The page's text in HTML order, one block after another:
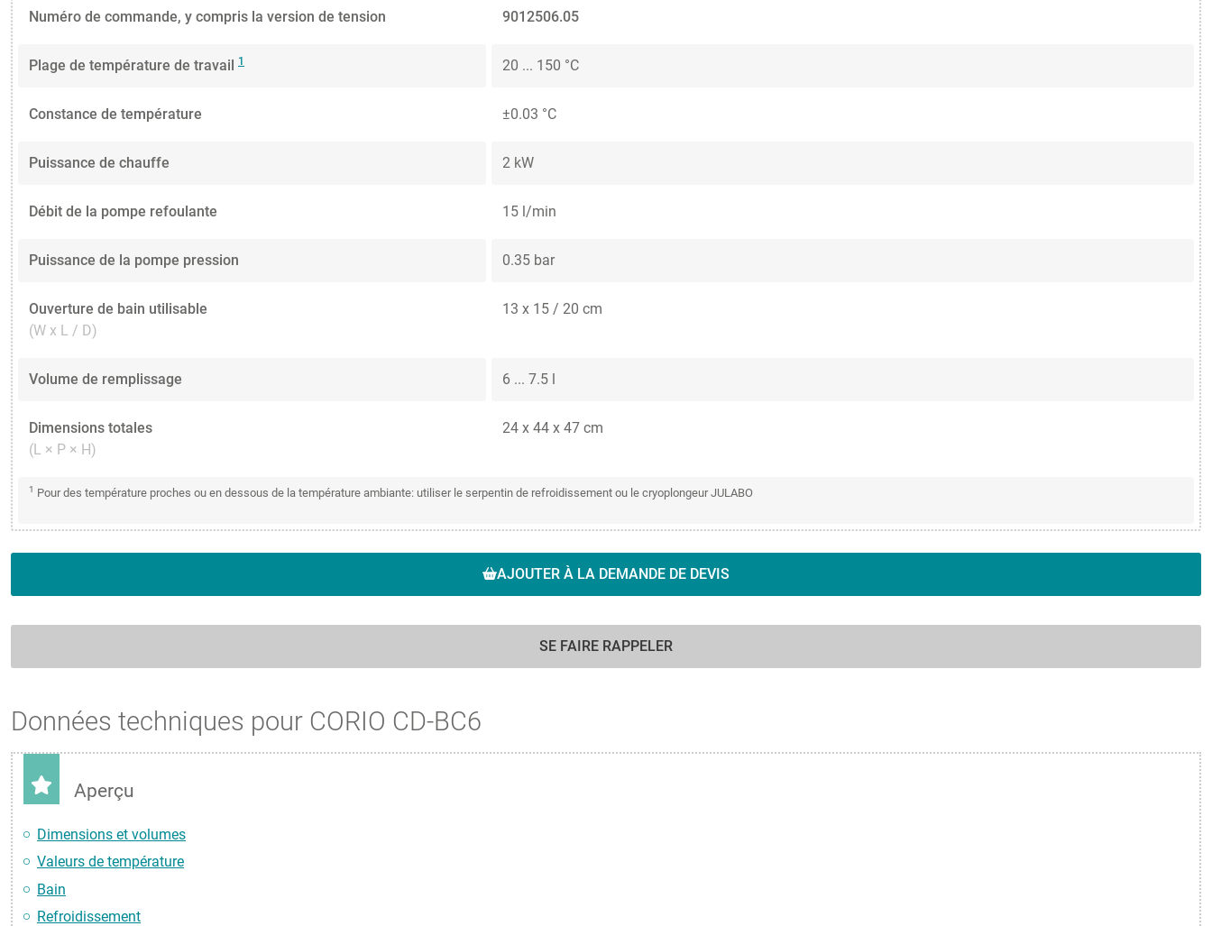
Numéro de commande, y compris la version de tension 9012506.05
Plage de température de travail 1 20 ... 150 °C
Constance de température ±0.03 °C
Puissance de chauffe 2 kW
Débit de la pompe refoulante 15 l/min
Puissance de la pompe pression 0.35 bar
Ouverture de bain utilisable
(W x L / D)
13 x 15 / 20 cm
Volume de remplissage 6 ... 7.5 l
Dimensions totales
(L × P × H)
24 x 44 x 47 cm
1 Pour des température proches ou en dessous de la température ambiante: utiliser le serpentin de refroidissement ou le cryoplongeur JULABO
AJOUTER À LA DEMANDE DE DEVIS
SE FAIRE RAPPELER
Données techniques pour CORIO CD-BC6
Aperçu
Dimensions et volumes
Valeurs de température
Bain
Refroidissement